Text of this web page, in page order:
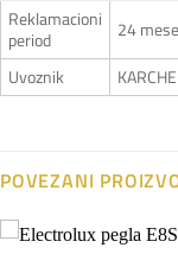
Reklamacioni
period
24
Uvoznik
POVEZANI